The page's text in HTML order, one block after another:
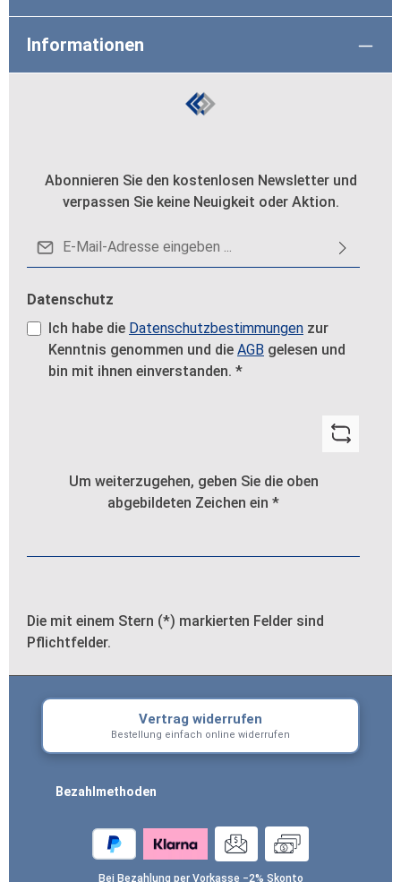
Informationen
Abonnieren Sie den kostenlosen Newsletter und
verpassen Sie keine Neuigkeit oder Aktion.
E-Mail-Adresse*
Datenschutz
Ich habe die Datenschutzbestimmungen zur
Kenntnis genommen und die AGB gelesen und
bin mit ihnen einverstanden. *
Um weiterzugehen, geben Sie die oben
abgebildeten Zeichen ein *
Die mit einem Stern (*) markierten Felder sind
Pflichtfelder.
Vertrag widerrufen
Bestellung einfach online widerrufen
Bezahlmethoden
Bei Bezahlung per Vorkasse −2% Skonto